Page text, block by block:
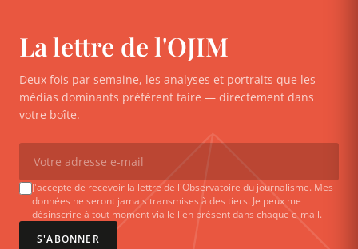
La lettre de l'OJIM
Deux fois par semaine, les analyses et portraits que les
médias dominants préfèrent taire — directement dans
votre boîte.
J'accepte de recevoir la lettre de l'Observatoire du journalisme. Mes
données ne seront jamais transmises à des tiers. Je peux me
désinscrire à tout moment via le lien présent dans chaque e-mail.
S'ABONNER